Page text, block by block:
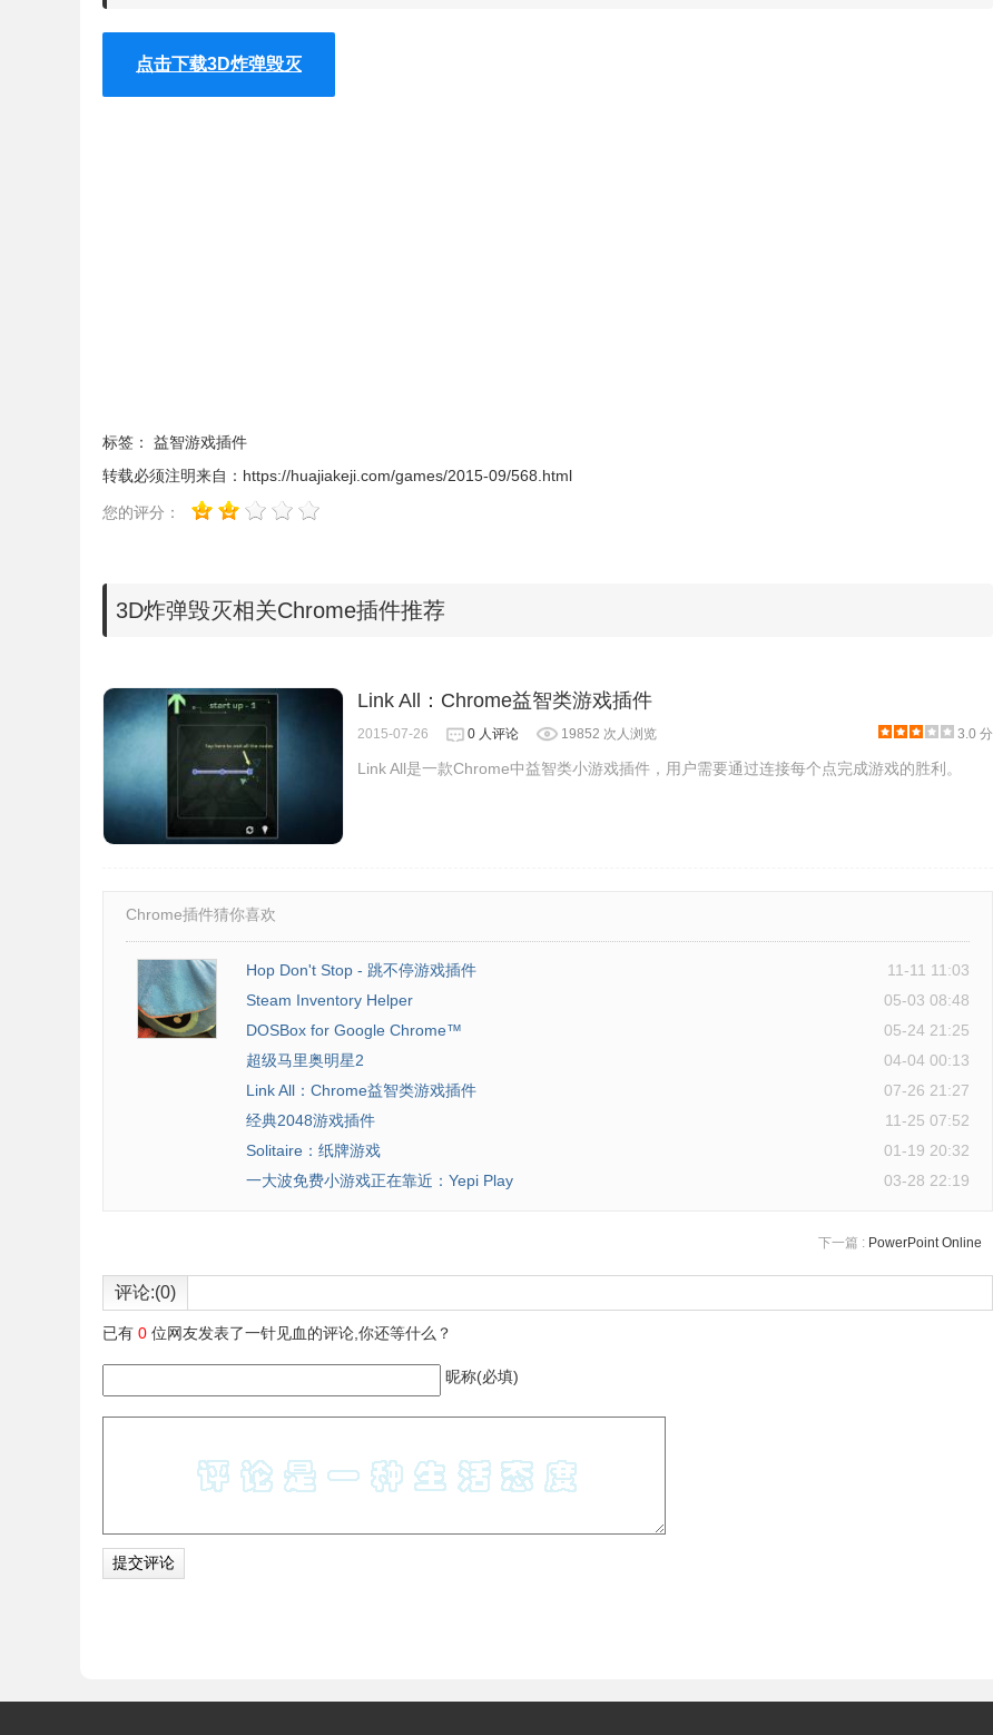
3.木头建筑是可以摧毁的，石头建筑无法破坏，如图所示：
4.游戏有一定的时间限制，如果超过时间还没有让炸弹平稳落地，游戏就会失败，如图所示：
3D炸弹毁灭的注意事项
点击下载3D炸弹毁灭
标签：
益智游戏插件
转载必须注明来自： https://huajiakeji.com/games/2015-09/568.html
您的评分：
3D炸弹毁灭相关Chrome插件推荐
Link All：Chrome益智类游戏插件
2015-07-26 0 人评论 19852 次人浏览 3.0 分
Link All是一款Chrome中益智类小游戏插件，用户需要通过连接每个点完成游戏的胜利。
Chrome插件猜你喜欢
Hop Don't Stop - 跳不停游戏插件
11-11 11:03
Steam Inventory Helper
05-03 08:48
DOSBox for Google Chrome™
05-24 21:25
超级马里奥明星2
04-04 00:13
Link All：Chrome益智类游戏插件
07-26 21:27
经典2048游戏插件
11-25 07:52
Solitaire：纸牌游戏
01-19 20:32
一大波免费小游戏正在靠近：Yepi Play
03-28 22:19
下一篇 : PowerPoint Online
评论:(0)
已有 0 位网友发表了一针见血的评论,你还等什么？
昵称(必填)